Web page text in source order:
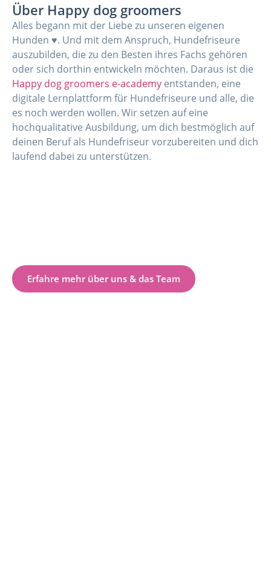
Über Happy dog groomers
Alles begann mit der Liebe zu unseren eigenen
Hunden ♥. Und mit dem Anspruch, Hundefriseure
auszubilden, die zu den Besten ihres Fachs gehören
oder sich dorthin entwickeln möchten. Daraus ist die
Happy dog groomers e-academy entstanden, eine
digitale Lernplattform für Hundefriseure und alle, die
es noch werden wollen. Wir setzen auf eine
hochqualitative Ausbildung, um dich bestmöglich auf
deinen Beruf als Hundefriseur vorzubereiten und dich
laufend dabei zu unterstützen.
Erfahre mehr über uns & das Team